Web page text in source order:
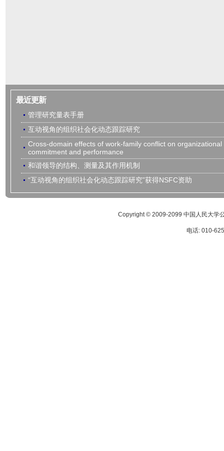
最近更新
管理研究量表手册
互动视角的组织社会化动态跟踪研究
Cross-domain effects of work-family conflict on organizational
commitment and performance
和谐领导的结构、测量及其作用机制
“互动视角的组织社会化动态跟踪研究”获得NSFC资助
Copyright © 2009-2099 中国人民大学
电话: 010-